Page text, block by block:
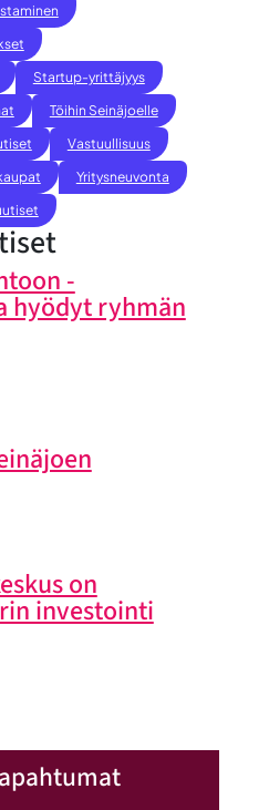
Startup-yrittäjyys
Töihin Seinäjoelle
Vastuullisuus
Yritysneuvonta
-
hyödyt ryhmän
on
investointi